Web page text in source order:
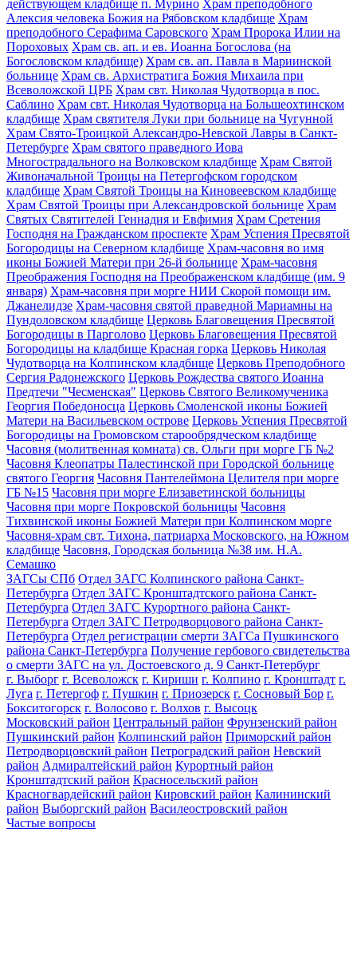
действующем кладбище п. Мурино Храм преподобного
Алексия человека Божия на Рябовском кладбище Храм
преподобного Серафима Саровского Храм Пророка Илии на
Пороховых Храм св. ап. и ев. Иоанна Богослова (на
Богословском кладбище) Храм св. ап. Павла в Мариинской
больнице Храм св. Архистратига Божия Михаила при
Всеволожской ЦРБ Храм свт. Николая Чудотворца в пос.
Саблино Храм свт. Николая Чудотворца на Большеохтинском
кладбище Храм святителя Луки при больнице на Чугунной
Храм Свято-Троицкой Александро-Невской Лавры в Санкт-
Петербурге Храм святого праведного Иова
Многострадального на Волковском кладбище Храм Святой
Живоначальной Троицы на Петергофском городском
кладбище Храм Святой Троицы на Киновеевском кладбище
Храм Святой Троицы при Александровской больнице Храм
Святых Святителей Геннадия и Евфимия Храм Сретения
Господня на Гражданском проспекте Храм Успения Пресвятой
Богородицы на Северном кладбище Храм-часовня во имя
иконы Божией Матери при 26-й больнице Храм-часовня
Преображения Господня на Преображенском кладбище (им. 9
января) Храм-часовня при морге НИИ Скорой помощи им.
Джанелидзе Храм-часовня святой праведной Мариамны на
Пундоловском кладбище Церковь Благовещения Пресвятой
Богородицы в Парголово Церковь Благовещения Пресвятой
Богородицы на кладбище Красная горка Церковь Николая
Чудотворца на Колпинском кладбище Церковь Преподобного
Сергия Радонежского Церковь Рождества святого Иоанна
Предтечи "Чесменская" Церковь Святого Великомученика
Георгия Победоносца Церковь Смоленской иконы Божией
Матери на Васильевском острове Церковь Успения Пресвятой
Богородицы на Громовском старообрядческом кладбище
Часовня (молитвенная комната) св. Ольги при морге ГБ №2
Часовня Клеопатры Палестинской при Городской больнице
святого Георгия Часовня Пантелеймона Целителя при морге
ГБ №15 Часовня при морге Елизаветинской больницы
Часовня при морге Покровской больницы Часовня
Тихвинской иконы Божией Матери при Колпинском морге
Часовня-храм свт. Тихона, патриарха Московского, на Южном
кладбище Часовня, Городская больница №38 им. Н.А.
Семашко
ЗАГСы СПб Отдел ЗАГС Колпинского района Санкт-
Петербурга Отдел ЗАГС Кронштадтского района Санкт-
Петербурга Отдел ЗАГС Курортного района Санкт-
Петербурга Отдел ЗАГС Петродворцового района Санкт-
Петербурга Отдел регистрации смерти ЗАГСа Пушкинского
района Санкт-Петербурга Получение гербового свидетельства
о смерти ЗАГС на ул. Достоевского д. 9 Санкт-Петербург
г. Выборг г. Всеволожск г. Кириши г. Колпино г. Кронштадт г.
Луга г. Петергоф г. Пушкин г. Приозерск г. Сосновый Бор г.
Бокситогорск г. Волосово г. Волхов г. Высоцк
Московский район Центральный район Фрунзенский район
Пушкинский район Колпинский район Приморский район
Петродворцовский район Петроградский район Невский
район Адмиралтейский район Курортный район
Кронштадтский район Красносельский район
Красногвардейский район Кировский район Калининский
район Выборгский район Василеостровский район
Частые вопросы